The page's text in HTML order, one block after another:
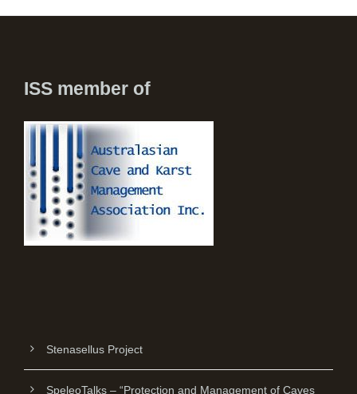
ISS member of
Stenasellus Project
SpeleoTalks – “Protection and Management of Caves